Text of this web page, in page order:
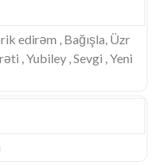
edirəm , Bağışla, Üzr
, Yubiley , Sevgi , Yeni